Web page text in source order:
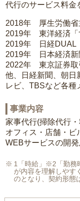
代行のサービス料金
2018年 厚生労働省
2019年 東洋経済「
2019年 日経DUAL
2019年 日本経済新
2022年 東京証券取
他、日経新聞、朝日
レビ、TBSなど各種
事業内容
家事代行(掃除代行
オフィス・店舗・ビ
WEBサービスの開
1「時給」※2「勤務
が内容を理解しやす
のとなり、契約形態